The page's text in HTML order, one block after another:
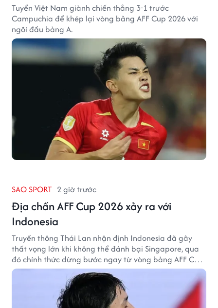
Tuyển Việt Nam giành chiến thắng 3-1 trước
Campuchia để khép lại vòng bảng AFF Cup 2026 với
ngôi đầu bảng A.
SAO SPORT 2 giờ trước
Địa chấn AFF Cup 2026 xảy ra với
Indonesia
Truyền thông Thái Lan nhận định Indonesia đã gây
thất vọng lớn khi không thể đánh bại Singapore, qua
đó chính thức dừng bước ngay từ vòng bảng AFF Cup
2026.